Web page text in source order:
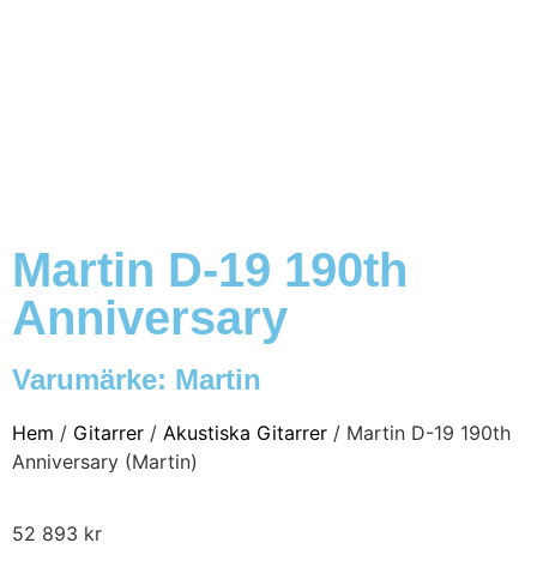
Martin D-19 190th
Anniversary
Varumärke: Martin
Hem / Gitarrer / Akustiska Gitarrer / Martin D-19 190th
Anniversary (Martin)
52 893 kr